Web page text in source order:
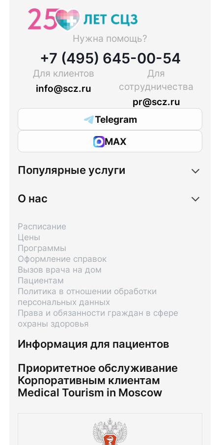
Нужна помощь?
+7 (495) 645-00-54
Для клиентов
info@scz.ru
Для
сотрудничества
pr@scz.ru
Telegram
MAX
Популярные услуги
О нас
Информация для пациентов
Расписание
Цены
Программы
Оформление справок
Вызов врача на дом
Пациентам
Политика в отношении обработки
персональных данных
Права и обязанности граждан в сфере
охраны здоровья
Приоритетное обслуживание
Корпоративным клиентам
Medical Tourism in Moscow